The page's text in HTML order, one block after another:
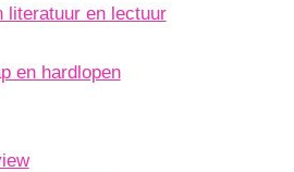
literatuur en lectuur
en hardlopen